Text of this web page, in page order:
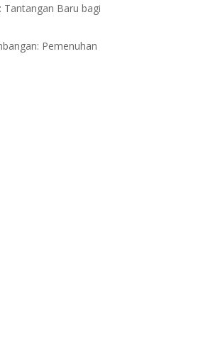
Tantangan Baru bagi
Pemenuhan